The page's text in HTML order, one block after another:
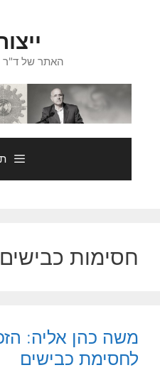
האתר של ד"ר
חסימות כבישים
משה כהן אליה:
לחסימת כבישים